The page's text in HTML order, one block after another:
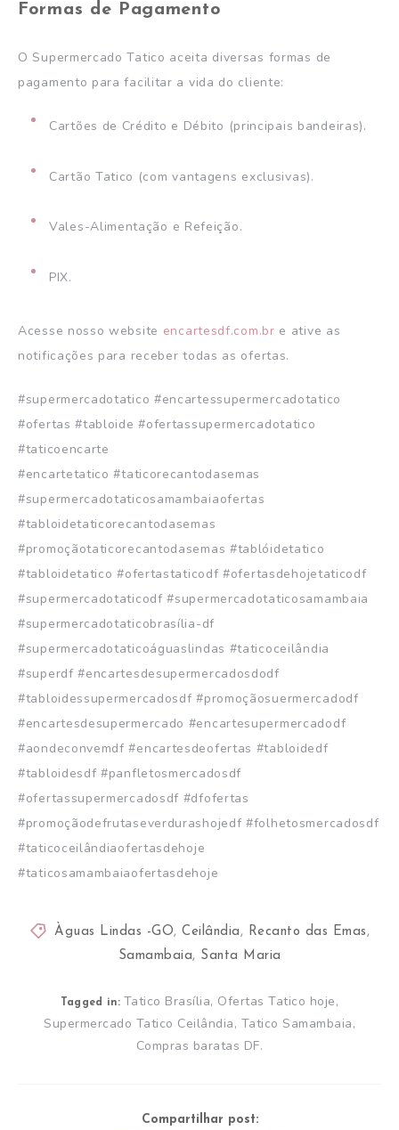
Formas de Pagamento
O Supermercado Tatico aceita diversas formas de
pagamento para facilitar a vida do cliente:
Cartões de Crédito e Débito (principais bandeiras).
Cartão Tatico (com vantagens exclusivas).
Vales-Alimentação e Refeição.
PIX.
Acesse nosso website encartesdf.com.br e ative as
notificações para receber todas as ofertas.
#supermercadotatico #encartessupermercadotatico
#ofertas #tabloide #ofertassupermercadotatico
#taticoencarte
#encartetatico #taticorecantodasemas
#supermercadotaticosamambaiaofertas
#tabloidetaticorecantodasemas
#promoçãotaticorecantodasemas #tablóidetatico
#tabloidetatico #ofertastaticodf #ofertasdehojetaticodf
#supermercadotaticodf #supermercadotaticosamambaia
#supermercadotaticobrasília-df
#supermercadotaticoáguaslindas #taticoceilândia
#superdf #encartesdesupermercadosdodf
#tabloidessupermercadosdf #promoçãosuermercadodf
#encartesdesupermercado #encartesupermercadodf
#aondeconvemdf #encartesdeofertas #tabloidedf
#tabloidesdf #panfletosmercadosdf
#ofertassupermercadosdf #dfofertas
#promoçãodefrutaseverdurashojedf #folhetosmercadosdf
#taticoceilândiaofertasdehoje
#taticosamambaiaofertasdehoje
Àguas Lindas -GO,Ceilândia , Recanto das Emas ,
Samambaia, Santa Maria
Tagged in: Tatico Brasília, Ofertas Tatico hoje,
Supermercado Tatico Ceilândia, Tatico Samambaia,
Compras baratas DF.
Compartilhar post: